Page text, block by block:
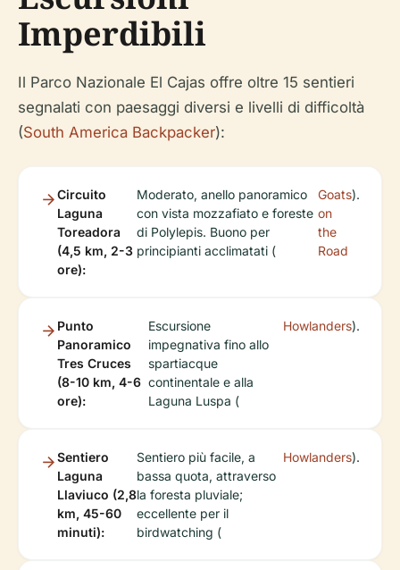
Imperdibili
Il Parco Nazionale El Cajas offre oltre 15 sentieri
segnalati con paesaggi diversi e livelli di difficoltà
(South America Backpacker):
Circuito
Laguna
Toreadora
(4,5 km, 2-3
ore):
Moderato, anello panoramico
con vista mozzafiato e foreste
di Polylepis. Buono per
principianti acclimatati (
Goats
on
the
Road
).
Punto
Panoramico
Tres Cruces
(8-10 km, 4-6
ore):
Escursione
impegnativa fino allo
spartiacque
continentale e alla
Laguna Luspa (
Howlanders).
Sentiero
Laguna
Llaviuco (2,8
km, 45-60
minuti):
Sentiero più facile, a
bassa quota, attraverso
la foresta pluviale;
eccellente per il
birdwatching (
Howlanders).